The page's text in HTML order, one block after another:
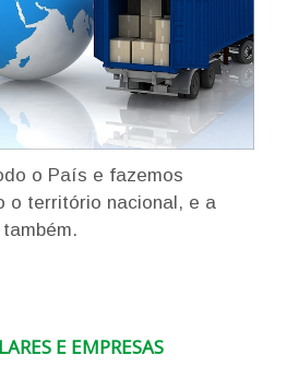
o País e fazemos
o território nacional, e a
E EMPRESAS